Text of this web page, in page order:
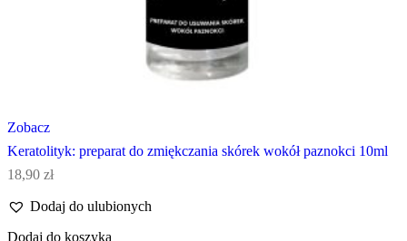
Zobacz
Keratolityk: preparat do zmiękczania skórek wokół paznokci 10ml
18,90 zł
Dodaj do ulubionych
Dodaj do koszyka